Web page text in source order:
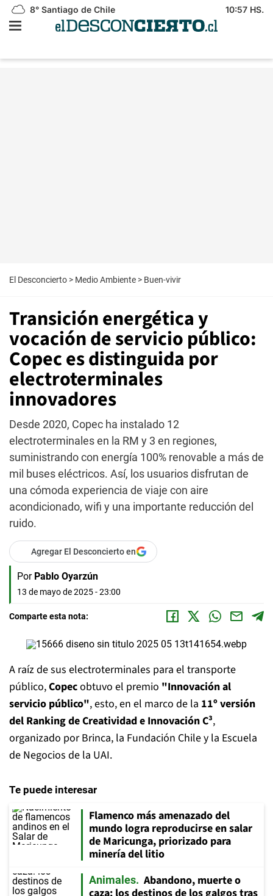
8° Santiago de Chile 10:57 HS.
El Desconcierto > Medio Ambiente > Buen-vivir
Transición energética y
vocación de servicio público:
Copec es distinguida por
electroterminales
innovadores
Desde 2020, Copec ha instalado 12
electroterminales en la RM y 3 en regiones,
suministrando con energía 100% renovable a más de
mil buses eléctricos. Así, los usuarios disfrutan de
una cómoda experiencia de viaje con aire
acondicionado, wifi y una importante reducción del
ruido.
Agregar El Desconcierto en
Por Pablo Oyarzún
13 de mayo de 2025 - 23:00
Comparte esta nota:
A raíz de sus electroterminales para el transporte
público,Copecobtuvo el premio "Innovación al
servicio público", esto, en el marco de la 11º versión
del Ranking de Creatividad e Innovación C³,
organizado por Brinca, la Fundación Chile y la Escuela
de Negocios de la UAI.
Te puede interesar
Flamenco más amenazado del
mundo logra reproducirse en salar
de Maricunga, priorizado para
minería del litio
Animales
Abandono, muerte o